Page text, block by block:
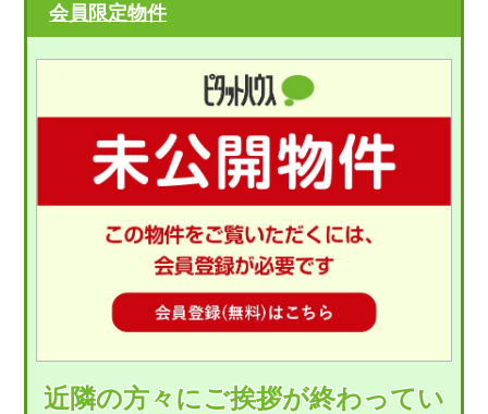
会員限定物件
近隣の方々にご挨拶が終わってい